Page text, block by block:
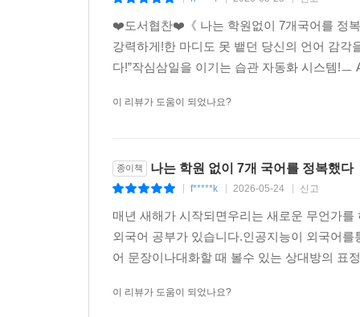
❤️도서협찬❤️《 나는 학원없이 7개국어를 정
강력하게!한 마디도 못 뱉던 당신의 언어 감
다!”작심삼일을 이기는 습관 자동화 시스템!
이 리뷰가 도움이 되었나요?
종이책 나는 학원 없이 7개 국어를 정복했다
f*****k 2026-05-24 신고
매년 새해가 시작되면우리는 새로운 무언가
외국어 공부가 있습니다.인공지능이 외국어
어 문장이나대화할 때 볼수 있는 상대방의 표
이 리뷰가 도움이 되었나요?